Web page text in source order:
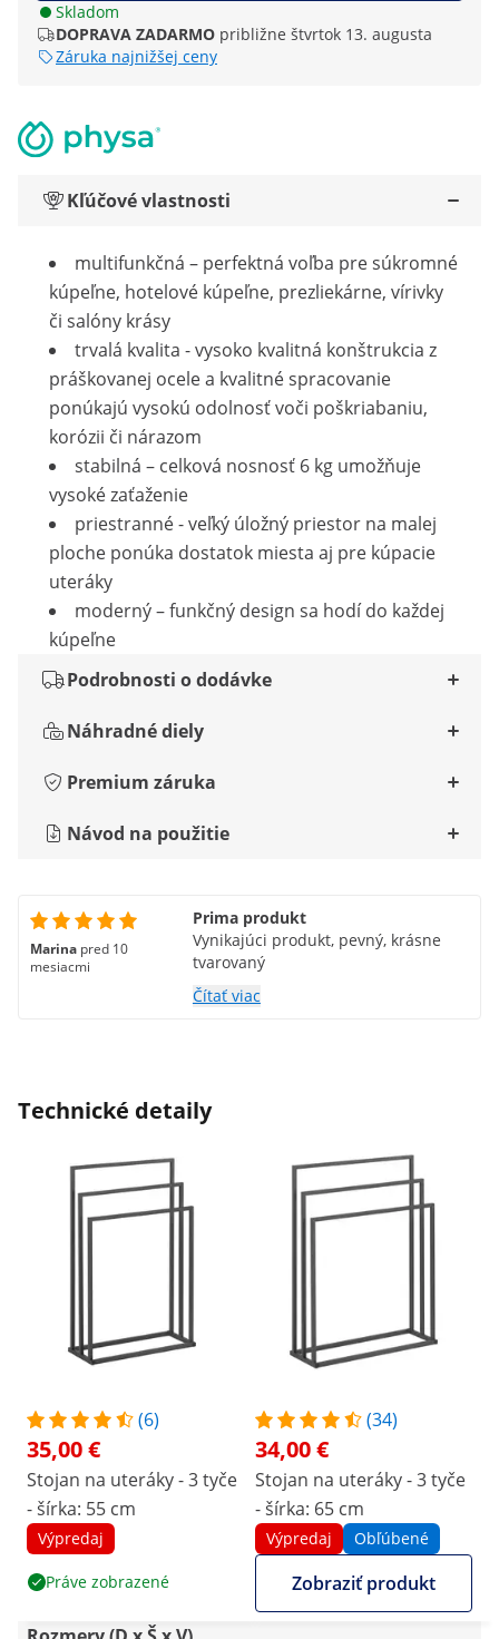
Skladom
DOPRAVA ZADARMO približne štvrtok 13. augusta
Záruka najnižšej ceny
Kľúčové vlastnosti
multifunkčná – perfektná voľba pre súkromné
kúpeľne, hotelové kúpeľne, prezliekárne, vírivky
či salóny krásy
trvalá kvalita - vysoko kvalitná konštrukcia z
práškovanej ocele a kvalitné spracovanie
ponúkajú vysokú odolnosť voči poškriabaniu,
korózii či nárazom
stabilná – celková nosnosť 6 kg umožňuje
vysoké zaťaženie
priestranné - veľký úložný priestor na malej
ploche ponúka dostatok miesta aj pre kúpacie
uteráky
moderný – funkčný design sa hodí do každej
kúpeľne
Podrobnosti o dodávke
Náhradné diely
Premium záruka
Návod na použitie
Marina pred 10
mesiacmi
Prima produkt
Vynikajúci produkt, pevný, krásne
tvarovaný
Čítať viac
Technické detaily
(6)
35,00 €
Stojan na uteráky - 3 tyče
- šírka: 55 cm
Výpredaj
Práve zobrazené
(34)
34,00 €
Stojan na uteráky - 3 tyče
- šírka: 65 cm
Výpredaj Obľúbené
Zobraziť produkt